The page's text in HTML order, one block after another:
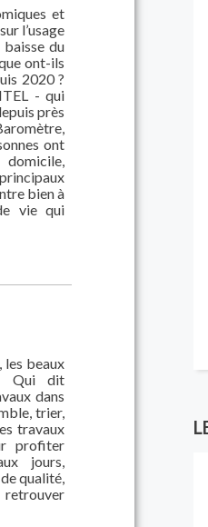
et
l’usage
du
ont-ils
2020 ?
- qui
près
ont
bien à
vie qui
les beaux
Qui dit
dans
trier,
travaux
profiter
jours,
qualité,